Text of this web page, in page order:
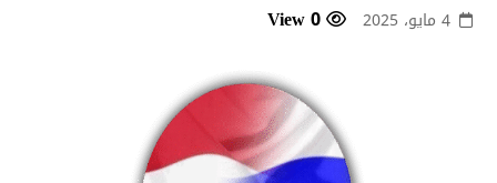
4 مايو، 2025 0 View